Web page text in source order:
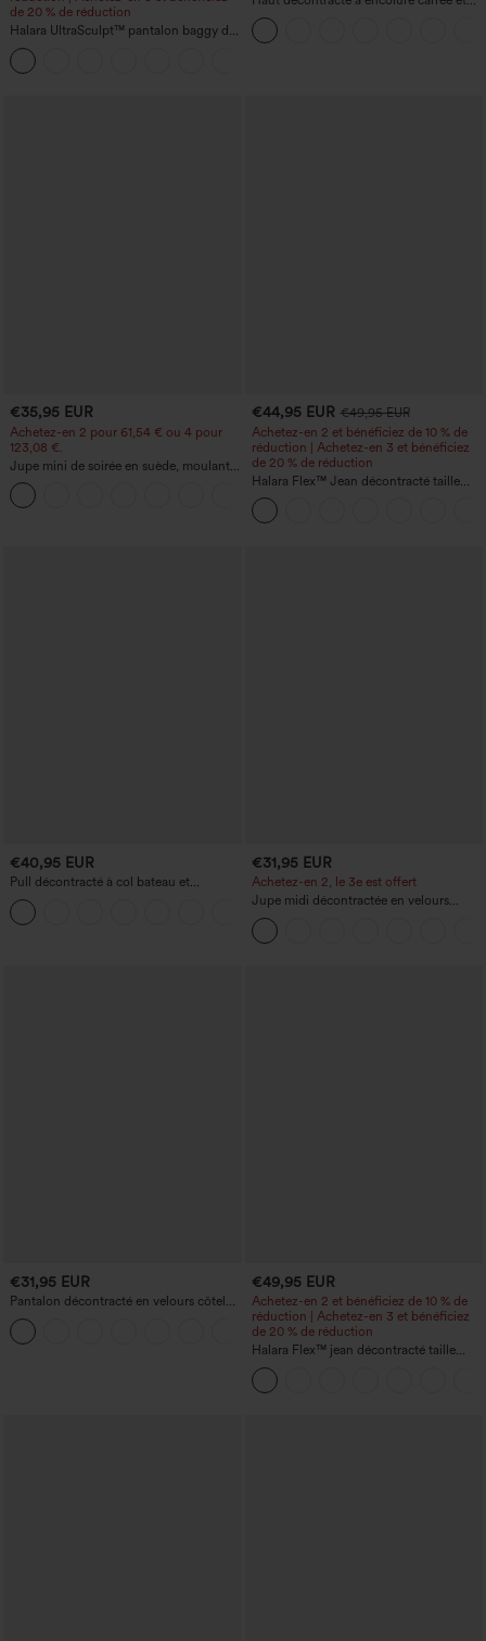
de 20 % de réduction
Halara UltraSculpt™ pantalon baggy de
yoga taille haute à effet gainant pour le
ventre, à rayures color block, avec
poches
manches courtes
€35,95 EUR
Achetez-en 2 pour 61,54 € ou 4 pour
123,08 €.
Jupe mini de soirée en suède, moulante,
taille haute croisée 2-en-1 avec ourlet à
franges
€44,95 EUR €49,95 EUR
Achetez-en 2 et bénéficiez de 10 % de
réduction | Achetez-en 3 et bénéficiez
de 20 % de réduction
Halara Flex™ Jean décontracté taille
haute, jambe droite, délavé, avec poches
€40,95 EUR
Pull décontracté à col bateau et
manches chauve-souris
€31,95 EUR
Achetez-en 2, le 3e est offert
Jupe midi décontractée en velours
côtelé, taille mi-haute, poches avant
latérales à rabat
€31,95 EUR
Pantalon décontracté en velours côtelé,
taille mi-haute, poche zippée
+7
€49,95 EUR
Achetez-en 2 et bénéficiez de 10 % de
réduction | Achetez-en 3 et bénéficiez
de 20 % de réduction
Halara Flex™ jean décontracté taille
haute à effet gainant, coupe large, avec
poches